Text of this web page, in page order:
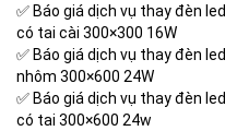
✅ Báo giá dịch vụ thay đèn
có tai cài 300×300 16W
✅ Báo giá dịch vụ thay đèn
nhôm 300×600 24W
✅ Báo giá dịch vụ thay đèn
có tai 300×600 24w